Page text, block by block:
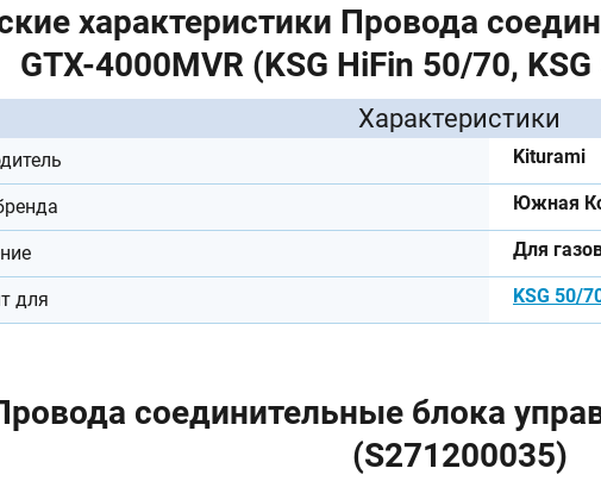
характеристики Провода
GTX-4000MVR (KSG HiFin 50/70,
Характеристики
Kiturami
Южная
Для
для KSG 50/
соединительные блока
(S271200035)